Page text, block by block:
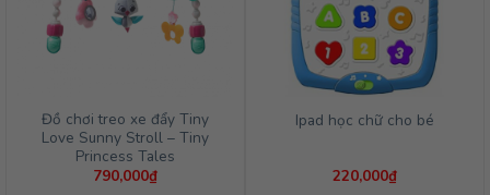
Đồ chơi treo xe đẩy Tiny
Love Sunny Stroll – Tiny
Princess Tales
790,000₫
Ipad học chữ cho bé
220,000₫